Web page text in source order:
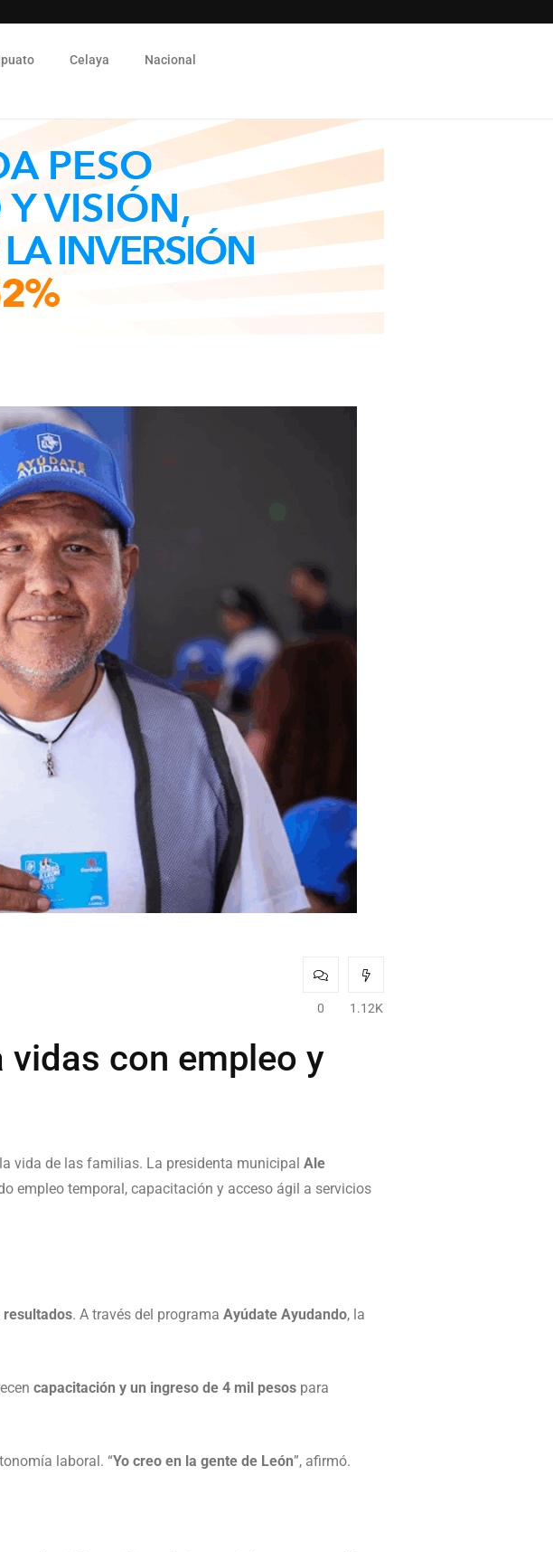
Celaya Nacional
0 1.12K
vidas con empleo y
vida de las familias. La presidenta municipal Ale
empleo temporal, capacitación y acceso ágil a servicios
resultados. A través del programa Ayúdate Ayudando, la
capacitación y un ingreso de 4 mil pesos para
laboral. “Yo creo en la gente de León”, afirmó.